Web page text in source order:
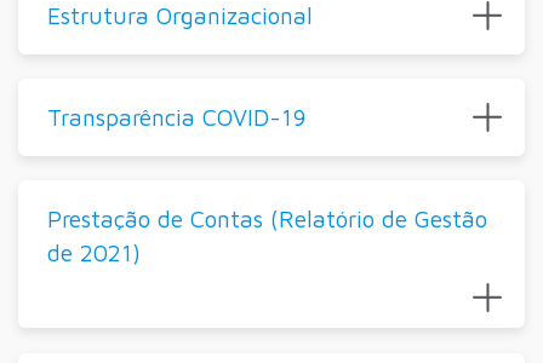
Estrutura Organizacional
Transparência COVID-19
Prestação de Contas (Relatório de Gestão
de 2021)